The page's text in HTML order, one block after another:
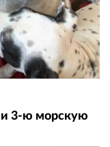
3-ю морскую